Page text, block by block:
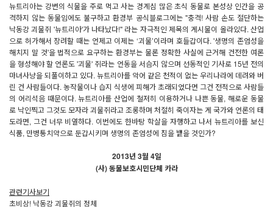
뉴트리아는 강변의 식물을 주로 먹고 사는 경계심 많은 초식 동물로 본성상 인간을 공
격하지 않는 동물임에도 불구하고 환경부 공식블로그에는 "충격! 사람 손도 절단하는
낙동강 괴물쥐 '뉴트리아'가 나타났다!" 라는 자극적인 제목의 게시물이 올라있다. 산업
으로 허가해서 장려할 때는 언제고 이제는 ‘괴물’이라며 호들갑이다. '생명의 존엄성을
해치지 말 것'을 법적으로 요구하는 환경부는 물론 정확한 사실에 근거해 건전한 여론
을 형성해야 할 언론도 '괴물' 쥐라는 언동을 서슴지 않으며 선동적인 기사로 15년 전의
마녀사냥을 되풀이하고 있다. 뉴트리아를 악어 같은 천적이 없는 우리나라에 데려와 버
린 건 사람들이다. 농작물이나 습지 식생에 피해가 초래되었다면 그건 전적으로 사람들
의 어리석음 때문이다. 뉴트리아를 산업에 철저히 이용하거나 나쁜 동물, 해로운 동물
로 낙인찍고 그것도 모자라 괴물쥐라고 조롱하며 처절히 죽이자는 게 국가와 언론의 태
도라면, 그건 너무 비열하다. 이번에도 한바탕 학살을 자행하고 나서 뉴트리아를 보신
식품, 만병통치약으로 둔갑시키며 생명의 존엄성에 침을 뱉을 것인가?
2013년 3월 4일
(사) 동물보호시민단체 카라
관련기사보기
초비상! 낙동강 괴물쥐의 정체